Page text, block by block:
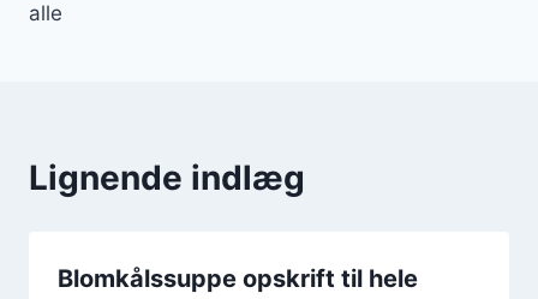
alle
Lignende indlæg
Blomkålssuppe opskrift til hele